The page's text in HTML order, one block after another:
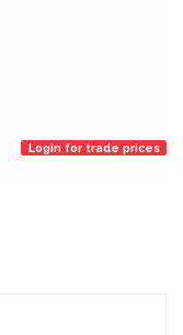
Login for trade prices